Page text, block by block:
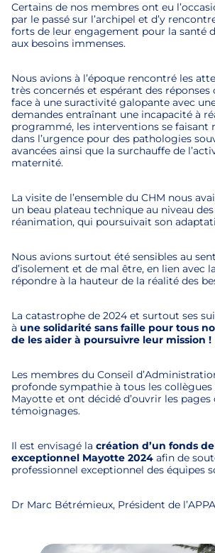
Certains de nos membres ont eu
par le passé sur l’archipel et d’y
forts de leur engagement pour la santé
aux besoins immenses.
Nous avions à l’époque rencontré les
très concernés et espérant des réponses
face à une suractivité galopante avec
demandes entraînant une incapacité à
programmé, les interventions se faisant
dans l’urgence pour des pathologies
avancées ainsi que la surchauffe de
maternité.
La visite de l’ensemble du CHM nous
un beau plateau technique au niveau
réanimation, qui poursuivait son
Nous avions surtout été sensibles au
d’isolement et de mal être, en lien avec
répondre à la hauteur de la réalité des
La catastrophe de 2024 et surtout ses
à une solidarité sans faille pour tous
de les aider à poursuivre leur mission !
Les membres du Conseil
profonde sympathie à tous les
Mayotte et ont décidé d’ouvrir les
témoignages.
Il est envisagé la création d’un fonds
exceptionnel Mayotte 2024 afin de
professionnel exceptionnel des équipes
Dr Marc Bétrémieux, Président de l’APPA